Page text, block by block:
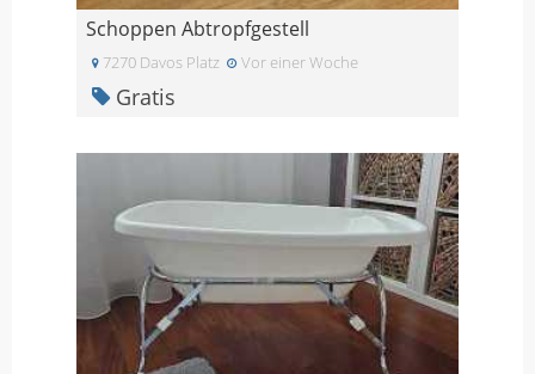
Schoppen Abtropfgestell
7270 Davos Platz Vor einer Woche
Gratis